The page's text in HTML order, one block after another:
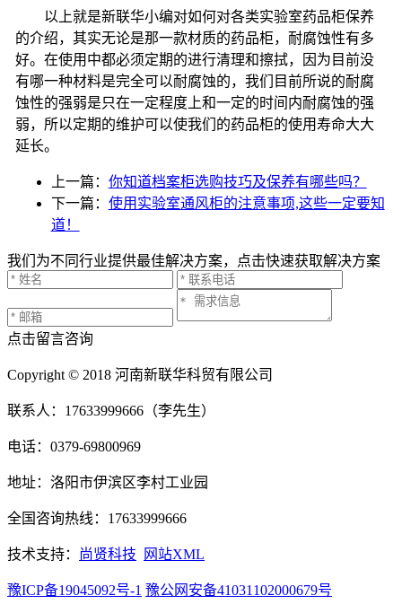
以上就是新联华小编对如何对各类实验室药品柜保养
的介绍，其实无论是那一款材质的药品柜，耐腐蚀性有多
好。在使用中都必须定期的进行清理和擦拭，因为目前没
有哪一种材料是完全可以耐腐蚀的，我们目前所说的耐腐
蚀性的强弱是只在一定程度上和一定的时间内耐腐蚀的强
弱，所以定期的维护可以使我们的药品柜的使用寿命大大
延长。
上一篇： 你知道档案柜选购技巧及保养有哪些吗？
下一篇： 使用实验室通风柜的注意事项,这些一定要知
道！
我们为不同行业提供最佳解决方案，点击快速获取解决方案
点击留言咨询
Copyright © 2018 河南新联华科贸有限公司
联系人：17633999666（李先生）
电话：0379-69800969
地址：洛阳市伊滨区李村工业园
全国咨询热线：17633999666
技术支持： 尚贤科技 网站XML
豫ICP备19045092号-1 豫公网安备41031102000679号